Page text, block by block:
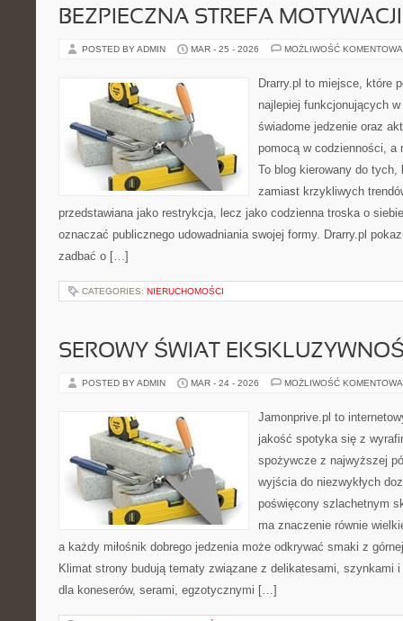
BEZPIECZNA STREFA MOTYWACJI
POSTED BY ADMIN MAR - 25 - 2026 MOŻLIWOŚĆ
Drarry.pl to miejsce, które
najlepiej funkcjonujących
świadome jedzenie oraz
pomocą w codzienności, a
To blog kierowany do
zamiast krzykliwych
przedstawiana jako restrykcja, lecz jako codzienna troska o
oznaczać publicznego udowadniania swojej formy. Drarry.pl
zadbać o […]
CATEGORIES: NIERUCHOMOŚCI
SEROWY ŚWIAT
POSTED BY ADMIN MAR - 24 - 2026 MOŻLIWOŚĆ
Jamonprive.pl to
jakość spotyka się z
spożywcze z najwyższej
wyjścia do niezwykłych
poświęcony szlachetnym
ma znaczenie równie
a każdy miłośnik dobrego jedzenia może odkrywać smaki z
Klimat strony budują tematy związane z delikatesami, szynkami
dla koneserów, serami, egzotycznymi […]